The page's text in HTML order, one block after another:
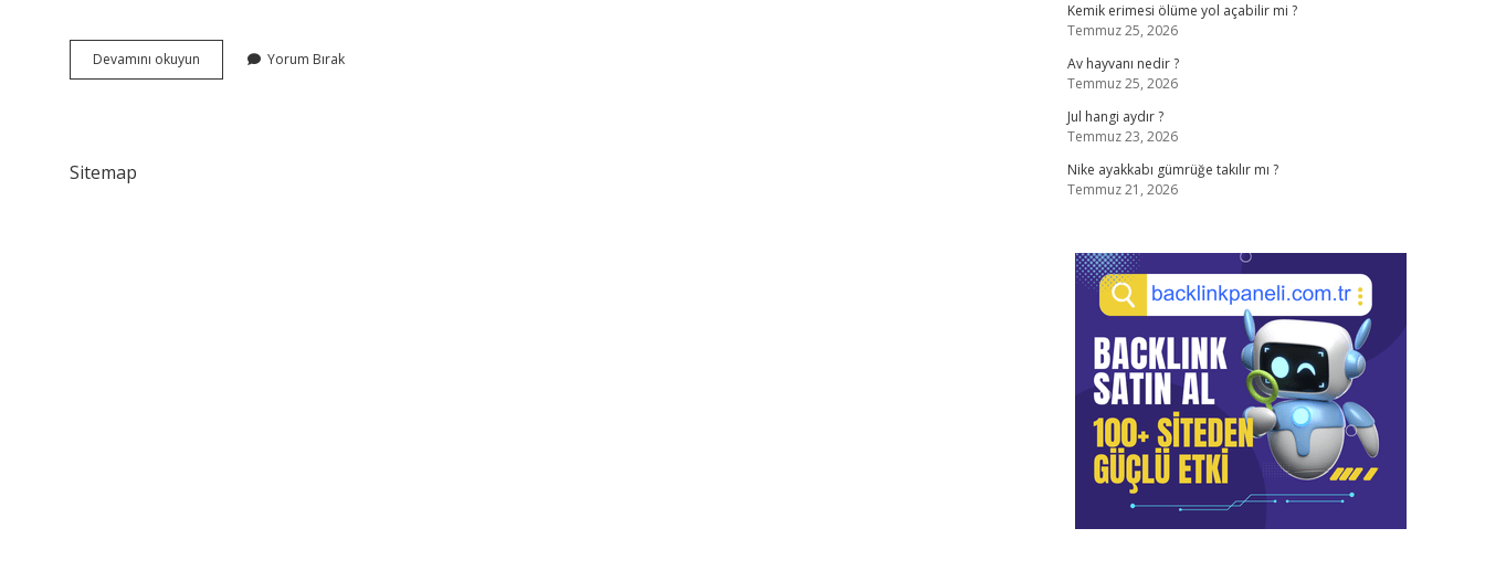
Devamını okuyun Bulmacada
Inanç
Yorum Bırak
Sitemap
Kemik erimesi ölüme yol açabilir mi ?
Temmuz 25, 2026
Av hayvanı nedir ?
Temmuz 25, 2026
Jul hangi aydır ?
Temmuz 23, 2026
Nike ayakkabı gümrüğe takılır mı ?
Temmuz 21, 2026